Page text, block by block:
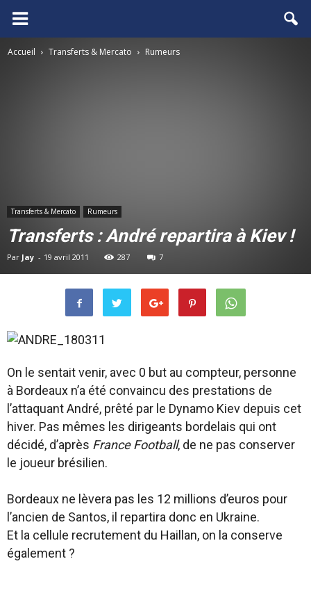
FCGB.net
Accueil Transferts & Mercato Rumeurs
Transferts & Mercato Rumeurs
Transferts : André repartira à Kiev !
Par Jay - 19 avril 2011 287 7
On le sentait venir, avec 0 but au compteur, personne
à Bordeaux n’a été convaincu des prestations de
l’attaquant André, prêté par le Dynamo Kiev depuis cet
hiver. Pas mêmes les dirigeants bordelais qui ont
décidé, d’après France Football, de ne pas conserver
le joueur brésilien.
Bordeaux ne lèvera pas les 12 millions d’euros pour
l’ancien de Santos, il repartira donc en Ukraine.
Et la cellule recrutement du Haillan, on la conserve
également ?